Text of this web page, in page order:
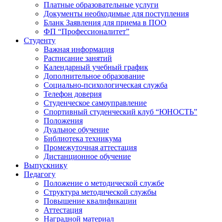
Платные образовательные услуги
Документы необходимые для поступления
Бланк Заявления для приема в ПОО
ФП “Профессионалитет”
Студенту
Важная информация
Расписание занятий
Календарный учебный график
Дополнительное образование
Социально-психологическая служба
Телефон доверия
Студенческое самоуправление
Спортивный студенческий клуб “ЮНОСТЬ”
Положения
Дуальное обучение
Библиотека техникума
Промежуточная аттестация
Дистанционное обучение
Выпускнику
Педагогу
Положение о методической службе
Структура методической службы
Повышение квалификации
Аттестация
Наградной материал